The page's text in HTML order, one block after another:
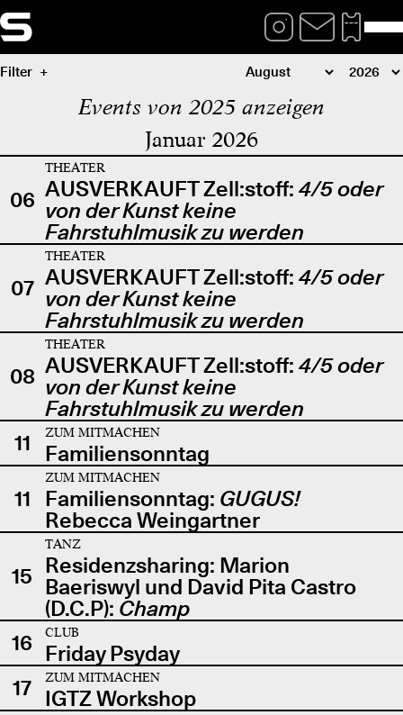
Filter
Events von 2025 anzeigen
Januar 2026
06
THEATER
AUSVERKAUFT Zell:stoff: 4/5 oder
von der Kunst keine
Fahrstuhlmusik zu werden
07
THEATER
AUSVERKAUFT Zell:stoff: 4/5 oder
von der Kunst keine
Fahrstuhlmusik zu werden
08
THEATER
AUSVERKAUFT Zell:stoff: 4/5 oder
von der Kunst keine
Fahrstuhlmusik zu werden
11
ZUM MITMACHEN
Familiensonntag
11
ZUM MITMACHEN
Familiensonntag: GUGUS!
Rebecca Weingartner
15
TANZ
Residenzsharing: Marion
Baeriswyl und David Pita Castro
(D.C.P): Champ
16
CLUB
Friday Psyday
17
ZUM MITMACHEN
IGTZ Workshop